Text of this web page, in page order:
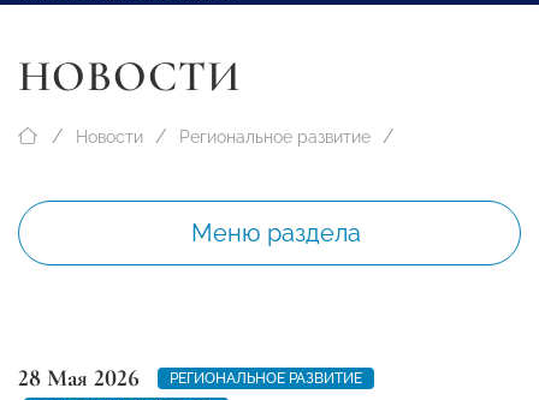
НОВОСТИ
Новости Региональное развитие
Меню раздела
28 Мая 2026
РЕГИОНАЛЬНОЕ РАЗВИТИЕ